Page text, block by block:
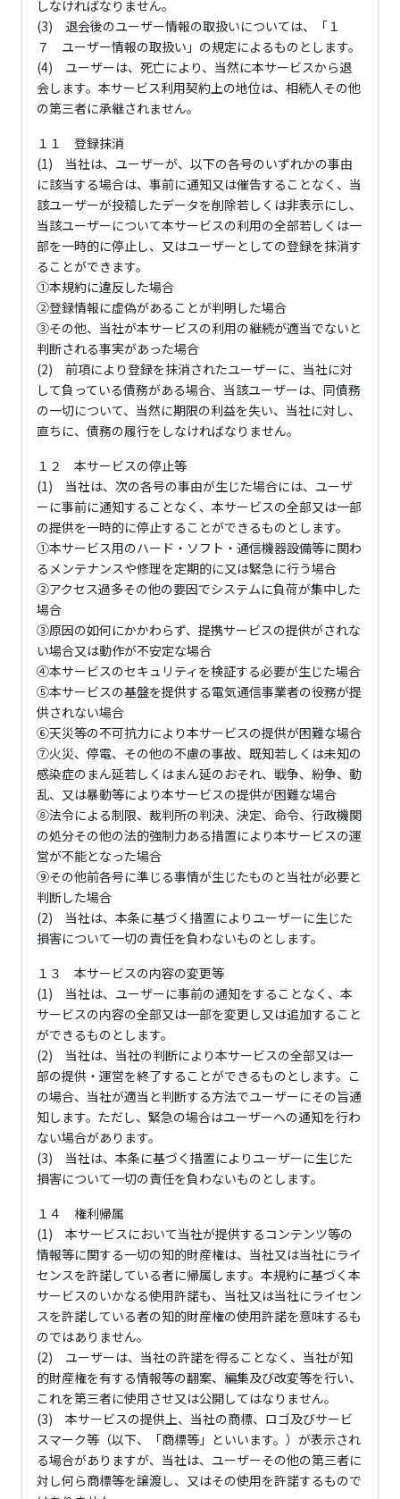
しなければなりません。
(3) 退会後のユーザー情報の取扱いについては、「１
７ ユーザー情報の取扱い」の規定によるものとします。
(4) ユーザーは、死亡により、当然に本サービスから退
会します。本サービス利用契約上の地位は、相続人その他
の第三者に承継されません。
１１ 登録抹消
(1) 当社は、ユーザーが、以下の各号のいずれかの事由
に該当する場合は、事前に通知又は催告することなく、当
該ユーザーが投稿したデータを削除若しくは非表示にし、
当該ユーザーについて本サービスの利用の全部若しくは一
部を一時的に停止し、又はユーザーとしての登録を抹消す
ることができます。
①本規約に違反した場合
②登録情報に虚偽があることが判明した場合
③その他、当社が本サービスの利用の継続が適当でないと
判断される事実があった場合
(2) 前項により登録を抹消されたユーザーに、当社に対
して負っている債務がある場合、当該ユーザーは、同債務
の一切について、当然に期限の利益を失い、当社に対し、
直ちに、債務の履行をしなければなりません。
１２ 本サービスの停止等
(1) 当社は、次の各号の事由が生じた場合には、ユーザ
ーに事前に通知することなく、本サービスの全部又は一部
の提供を一時的に停止することができるものとします。
①本サービス用のハード・ソフト・通信機器設備等に関わ
るメンテナンスや修理を定期的に又は緊急に行う場合
②アクセス過多その他の要因でシステムに負荷が集中した
場合
③原因の如何にかかわらず、提携サービスの提供がされな
い場合又は動作が不安定な場合
④本サービスのセキュリティを検証する必要が生じた場合
⑤本サービスの基盤を提供する電気通信事業者の役務が提
供されない場合
⑥天災等の不可抗力により本サービスの提供が困難な場合
⑦火災、停電、その他の不慮の事故、既知若しくは未知の
感染症のまん延若しくはまん延のおそれ、戦争、紛争、動
乱、又は暴動等により本サービスの提供が困難な場合
⑧法令による制限、裁判所の判決、決定、命令、行政機関
の処分その他の法的強制力ある措置により本サービスの運
営が不能となった場合
⑨その他前各号に準じる事情が生じたものと当社が必要と
判断した場合
(2) 当社は、本条に基づく措置によりユーザーに生じた
損害について一切の責任を負わないものとします。
１３ 本サービスの内容の変更等
(1) 当社は、ユーザーに事前の通知をすることなく、本
サービスの内容の全部又は一部を変更し又は追加すること
ができるものとします。
(2) 当社は、当社の判断により本サービスの全部又は一
部の提供・運営を終了することができるものとします。こ
の場合、当社が適当と判断する方法でユーザーにその旨通
知します。ただし、緊急の場合はユーザーへの通知を行わ
ない場合があります。
(3) 当社は、本条に基づく措置によりユーザーに生じた
損害について一切の責任を負わないものとします。
１４ 権利帰属
(1) 本サービスにおいて当社が提供するコンテンツ等の
情報等に関する一切の知的財産権は、当社又は当社にライ
センスを許諾している者に帰属します。本規約に基づく本
サービスのいかなる使用許諾も、当社又は当社にライセン
スを許諾している者の知的財産権の使用許諾を意味するも
のではありません。
(2) ユーザーは、当社の許諾を得ることなく、当社が知
的財産権を有する情報等の翻案、編集及び改変等を行い、
これを第三者に使用させ又は公開してはなりません｡
(3) 本サービスの提供上、当社の商標、ロゴ及びサービ
スマーク等（以下、「商標等」といいます。）が表示され
る場合がありますが、当社は、ユーザーその他の第三者に
対し何ら商標等を譲渡し、又はその使用を許諾するもので